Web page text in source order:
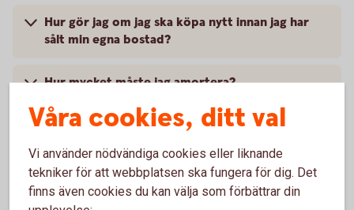
Hur gör jag om jag ska köpa nytt innan jag har
sålt min egna bostad?
Hur mycket måste jag amortera?
Vad krävs för att få ett bolån?
Våra cookies, ditt val
Vi använder nödvändiga cookies eller liknande
tekniker för att webbplatsen ska fungera för dig. Det
finns även cookies du kan välja som förbättrar din